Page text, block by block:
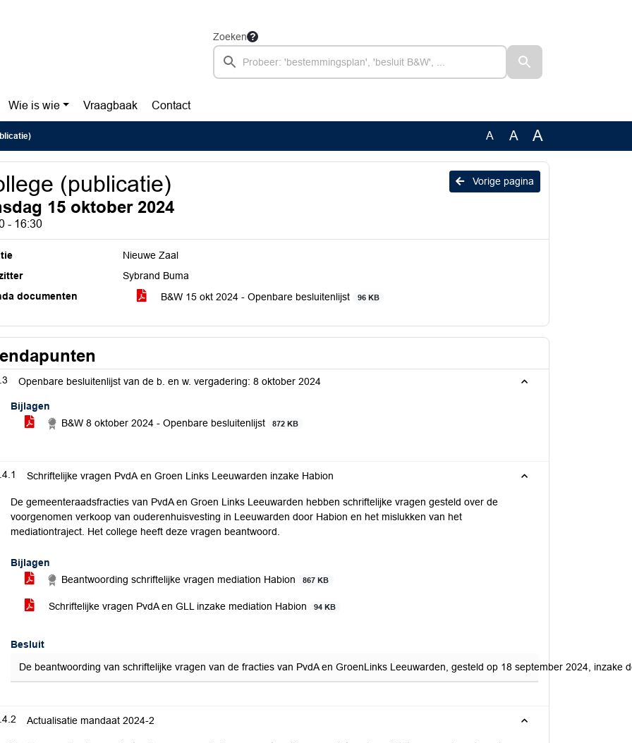
Zoeken
Wie is wie Vraagbaak Contact
A A A
Vorige pagina
(publicatie)
15 oktober 2024
- 16:30
Nieuwe Zaal
Sybrand Buma
documenten
B&W 15 okt 2024 - Openbare besluitenlijst 96 KB
Openbare besluitenlijst van de b. en w. vergadering: 8 oktober 2024
Bijlagen
B&W 8 oktober 2024 - Openbare besluitenlijst
872 KB
Schriftelijke vragen PvdA en Groen Links Leeuwarden inzake Habion
De gemeenteraadsfracties van PvdA en Groen Links Leeuwarden hebben schriftelijke vragen gesteld over de
voorgenomen verkoop van ouderenhuisvesting in Leeuwarden door Habion en het mislukken van het
mediationtraject. Het college heeft deze vragen beantwoord.
Bijlagen
Beantwoording schriftelijke vragen mediation Habion
867 KB
Schriftelijke vragen PvdA en GLL inzake mediation Habion 94 KB
Besluit
De beantwoording van schriftelijke vragen van de fracties van PvdA en GroenLinks Leeuwarden, gesteld op 18 september 2024,
Actualisatie mandaat 2024-2